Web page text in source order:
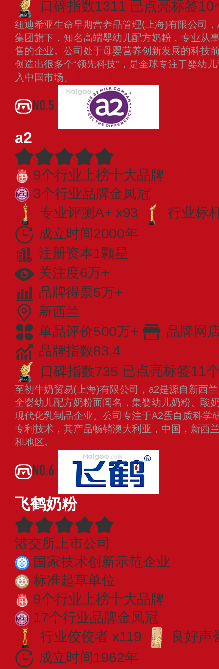
口碑指数1311 已点亮标签10
纽迪希亚生命早期营养品管理(上海)有限公司
集团旗下，知名高端婴幼儿配方奶粉，专业从
售的企业。公司处于母婴营养创新发展的科技
创造出很多个“领先科技”，是全球专注于婴幼
入中国市场。
NO.5
a2
9个行业上榜十大品牌
3个行业品牌金凤冠
专业评测A+ x93
行业标
成立时间2000年
注册资本1颗星
关注度6万+
品牌得票5万+
新西兰
单品评价500万+
品牌网
品牌指数83.4
口碑指数735 已点亮标签11
至初牛奶贸易(上海)有限公司，a2是源自新西
全婴幼儿配方奶粉而闻名，集婴幼儿奶粉、酸
现代化乳制品企业。公司专注于A2蛋白质科学
专利技术，其产品畅销澳大利亚，中国，新西
和地区。
NO.6
飞鹤奶粉
港交所上市公司
国家技术创新示范企业
标准起草单位
9个行业上榜十大品牌
17个行业品牌金凤冠
行业佼佼者 x119
良好声
成立时间1962年